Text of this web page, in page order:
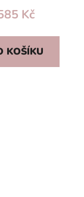
Kč
KOŠÍKU